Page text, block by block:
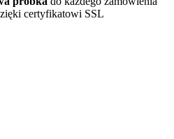
certyfikatowi SSL